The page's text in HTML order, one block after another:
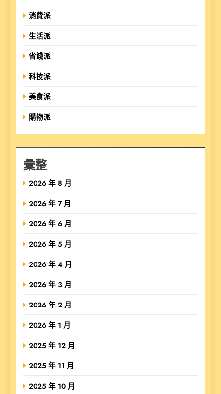
消費派
生活派
省錢派
科技派
美食派
購物派
彙整
2026 年 8 月
2026 年 7 月
2026 年 6 月
2026 年 5 月
2026 年 4 月
2026 年 3 月
2026 年 2 月
2026 年 1 月
2025 年 12 月
2025 年 11 月
2025 年 10 月